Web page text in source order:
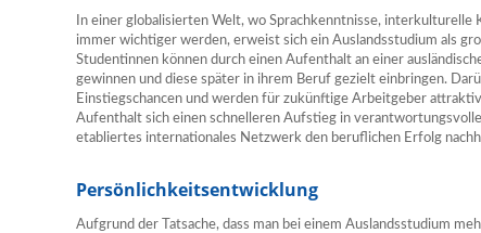
In einer globalisierten Welt, wo Sprachkenntnisse, interkulturelle
immer wichtiger werden, erweist sich ein Auslandsstudium als
Studentinnen können durch einen Aufenthalt an einer
gewinnen und diese später in ihrem Beruf gezielt einbringen.
Einstiegschancen und werden für zukünftige Arbeitgeber
Aufenthalt sich einen schnelleren Aufstieg in
etabliertes internationales Netzwerk den beruflichen Erfolg
Persönlichkeitsentwicklung
Aufgrund der Tatsache, dass man bei einem Auslandsstudium